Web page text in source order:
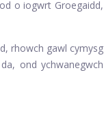
o iogwrt Groegaidd,
rhowch gawl cymysg
ond ychwanegwch